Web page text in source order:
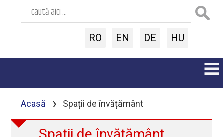
RO EN DE HU
Acasă › Spații de învățământ